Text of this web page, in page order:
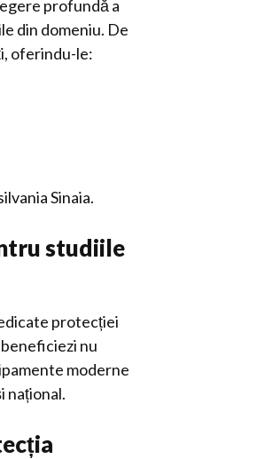
profundă a
din domeniu. De
oferindu-le:
Sinaia.
studiile
protecției
nu
moderne
național.